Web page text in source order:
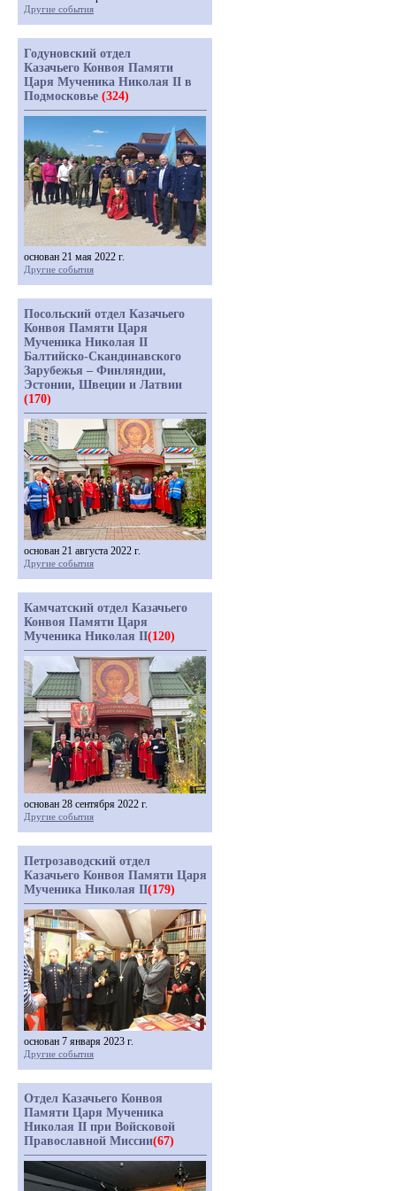
Другие события
Годуновский отдел
Казачьего Конвоя Памяти
Царя Мученика Николая II в
Подмосковье (324)
основан 21 мая 2022 г.
Другие события
Посольский отдел Казачьего
Конвоя Памяти Царя
Мученика Николая II
Балтийско-Скандинавского
Зарубежья – Финляндии,
Эстонии, Швеции и Латвии
(170)
основан 21 августа 2022 г.
Другие события
Камчатский отдел Казачьего
Конвоя Памяти Царя
Мученика Николая II(120)
основан 28 сентября 2022 г.
Другие события
Петрозаводский отдел
Казачьего Конвоя Памяти Царя
Мученика Николая II(179)
основан 7 января 2023 г.
Другие события
Отдел Казачьего Конвоя
Памяти Царя Мученика
Николая II при Войсковой
Православной Миссии(67)